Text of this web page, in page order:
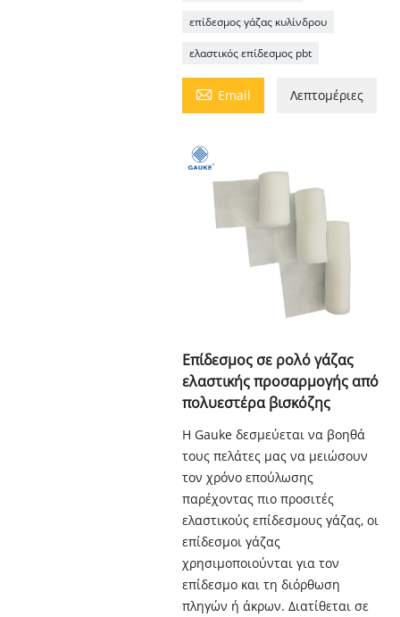
επίδεσμος γάζας κυλίνδρου
ελαστικός επίδεσμος pbt
 Email Λεπτομέριες
Επίδεσμος σε ρολό γάζας
ελαστικής προσαρμογής από
πολυεστέρα βισκόζης
Η Gauke δεσμεύεται να βοηθά
τους πελάτες μας να μειώσουν
τον χρόνο επούλωσης
παρέχοντας πιο προσιτές
ελαστικούς επίδεσμους γάζας, οι
επίδεσμοι γάζας
χρησιμοποιούνται για τον
επίδεσμο και τη διόρθωση
πληγών ή άκρων. Διατίθεται σε